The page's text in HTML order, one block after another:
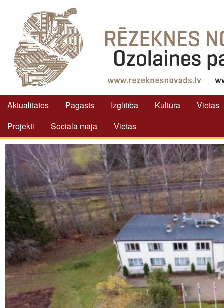
Aktualitātes Pagasts Izglītība Kultūra
Vietas
Projekti
Sociālā māja Vietas